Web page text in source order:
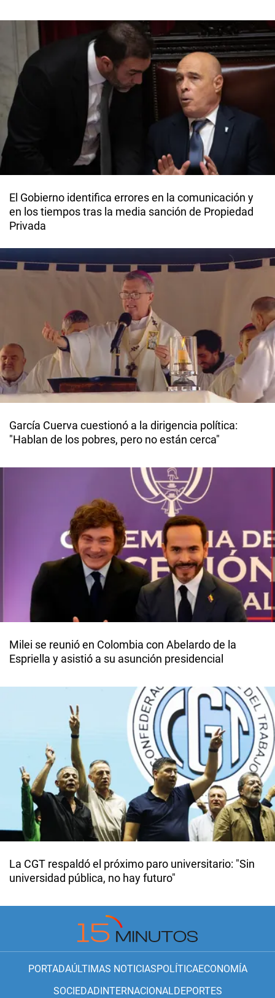
El Gobierno identifica errores en la comunicación y
en los tiempos tras la media sanción de Propiedad
Privada
García Cuerva cuestionó a la dirigencia política:
"Hablan de los pobres, pero no están cerca"
Milei se reunió en Colombia con Abelardo de la
Espriella y asistió a su asunción presidencial
La CGT respaldó el próximo paro universitario: "Sin
universidad pública, no hay futuro"
PORTADAÚLTIMAS NOTICIASPOLÍTICAECONOMÍA
SOCIEDADINTERNACIONALDEPORTES